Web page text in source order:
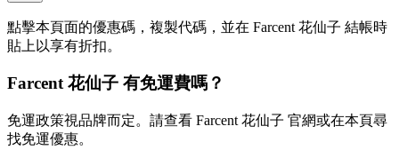
點擊本頁面的優惠碼，複製代碼，並在 Farcent 花仙子 結帳時
貼上以享有折扣。
Farcent 花仙子 有免運費嗎？
免運政策視品牌而定。請查看 Farcent 花仙子 官網或在本頁尋
找免運優惠。